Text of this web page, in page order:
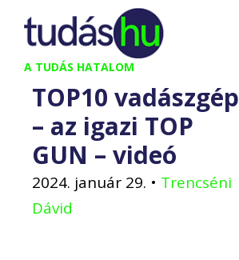
Kilépés
tartalomba
A TUDÁS HATALOM
TOP10 vadászgép
– az igazi TOP
GUN – videó
2024. január 29. • Trencséni
Dávid